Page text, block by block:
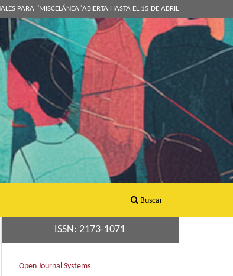
Buscar
PARA "MISCELÁNEA"ABIERTA HASTA EL 15 DE ABRIL
ISSN: 2173-1071
Open Journal Systems